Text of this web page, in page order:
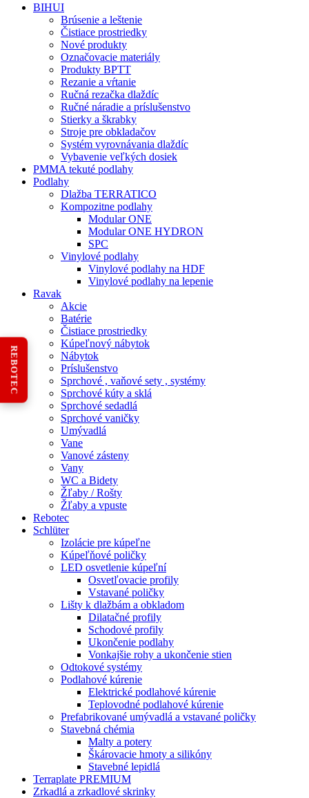
môžete
vybrať
na
stránke
produktu.
BIHUI
Brúsenie a leštenie
Čistiace prostriedky
Nové produkty
Označovacie materiály
Produkty BPTT
Rezanie a vŕtanie
Ručná rezačka dlaždíc
Ručné náradie a príslušenstvo
Stierky a škrabky
Stroje pre obkladačov
Systém vyrovnávania dlaždíc
Vybavenie veľkých dosiek
PMMA tekuté podlahy
Podlahy
Dlažba TERRATICO
Kompozitne podlahy
Modular ONE
Modular ONE HYDRON
SPC
Vinylové podlahy
Vinylové podlahy na HDF
Vinylové podlahy na lepenie
Ravak
Akcie
Batérie
Čistiace prostriedky
Kúpeľnový nábytok
Nábytok
Príslušenstvo
Sprchové , vaňové sety , systémy
Sprchové kúty a sklá
Sprchové sedadlá
Sprchové vaničky
Umývadlá
Vane
Vanové zásteny
Vany
WC a Bidety
Žľaby / Rošty
Žľaby a vpuste
Rebotec
Schlüter
Izolácie pre kúpeľne
Kúpeľňové poličky
LED osvetlenie kúpeľní
Osvetľovacie profily
Vstavané poličky
Lišty k dlažbám a obkladom
Dilatačné profily
Schodové profily
Ukončenie podlahy
Vonkajšie rohy a ukončenie stien
Odtokové systémy
Podlahové kúrenie
Elektrické podlahové kúrenie
Teplovodné podlahové kúrenie
Prefabrikované umývadlá a vstavané poličky
Stavebná chémia
Malty a potery
Škárovacie hmoty a silikóny
Stavebné lepidlá
Terraplate PREMIUM
Zrkadlá a zrkadlové skrinky
REBOTEC